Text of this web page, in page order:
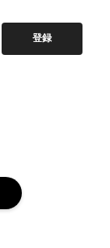
登録